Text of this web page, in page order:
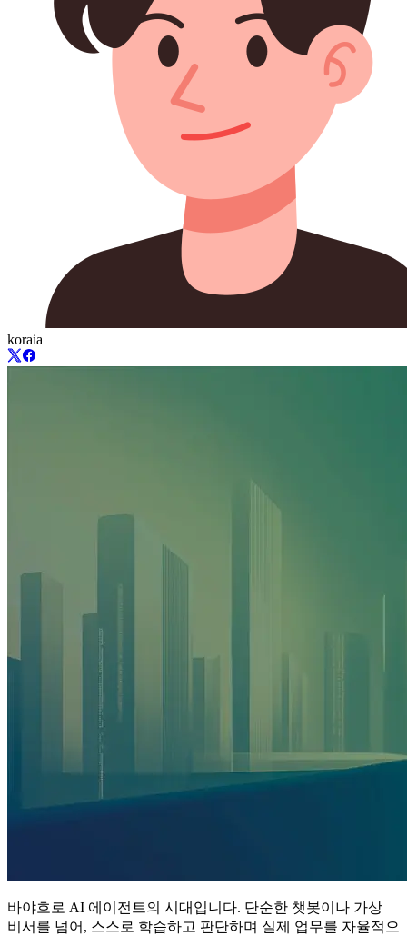
koraia
바야흐로 AI 에이전트의 시대입니다. 단순한 챗봇이나 가상
비서를 넘어, 스스로 학습하고 판단하며 실제 업무를 자율적으